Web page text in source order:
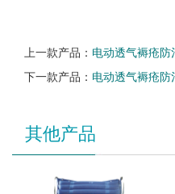
上一款产品： 电动透气褥疮防
下一款产品： 电动透气褥疮
其他产品